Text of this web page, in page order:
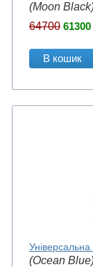
(Moon
64700 61300
В кошик
(Ocean